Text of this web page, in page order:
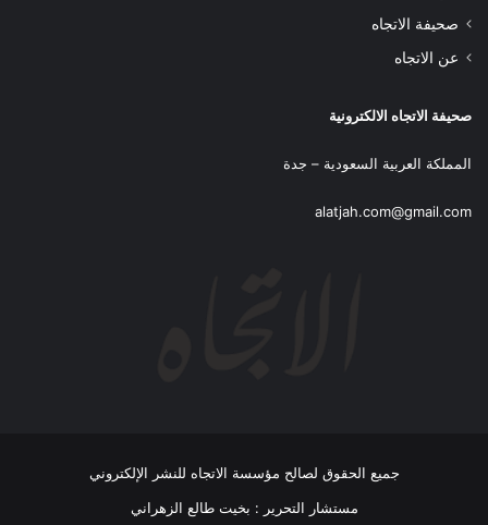
صحيفة الاتجاه
عن الاتجاه
صحيفة الاتجاه الالكترونية
المملكة العربية السعودية – جدة
alatjah.com@gmail.com
جميع الحقوق لصالح مؤسسة الاتجاه للنشر الإلكتروني
مستشار التحرير : بخيت طالع الزهراني